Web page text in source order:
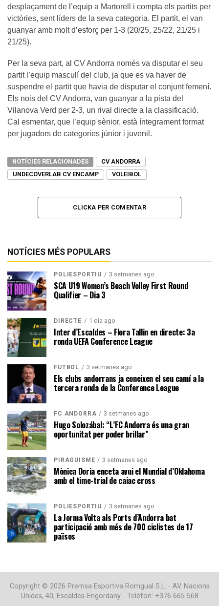
desplaçament de l’equip a Martorell i compta els partits per
victòries, sent líders de la seva categoria. El partit, el van
guanyar amb molt d’esforç per 1-3 (20/25, 25/22, 21/25 i
21/25).
Per la seva part, al CV Andorra només va disputar el seu
partit l’equip masculí del club, ja que es va haver de
suspendre el partit que havia de disputar el conjunt femení.
Els nois del CV Andorra, van guanyar a la pista del
Vilanova Verd per 2-3, un rival directe a la classificació.
Cal esmentar, que l’equip sènior, està íntegrament format
per jugadors de categories júnior i juvenil.
NOTÍCIES RELACIONADES
CV ANDORRA
UNDECOVERLAB CV ENCAMP
VOLEIBOL
CLICKA PER COMENTAR
NOTÍCIES MÉS POPULARS
POLIESPORTIU 3 setmanes ago
SCA U19 Women’s Beach Volley First Round
Qualifier – Dia 3
DIRECTE 1 dia ago
Inter d’Escaldes – Flora Tallin en directe: 3a
ronda UEFA Conference League
FUTBOL 3 setmanes ago
Els clubs andorrans ja coneixen el seu camí a la
tercera ronda de la Conference League
FC ANDORRA 3 setmanes ago
Hugo Solozábal: “L’FC Andorra és una gran
oportunitat per poder brillar”
PIRAGÜISME 3 setmanes ago
Mònica Doria enceta avui el Mundial d’Oklahoma
amb el time-trial de caiac cross
POLIESPORTIU 3 setmanes ago
La Jorma Volta als Ports d’Andorra bat
participació amb més de 700 ciclistes de 17
països
Copyright © 2026 Premsa Esportiva Romgual S.L. - AV. Nacions
Unides, 40, Escaldes-Engordany - Telèfon: +376 665 568